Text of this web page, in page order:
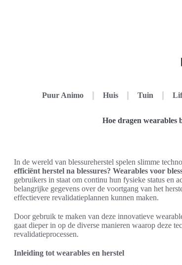
Puur Animo Huis Tuin
Hoe dragen wearables
In de wereld van blessureherstel spelen slimme
efficiënt herstel na blessures? Wearables voor
gebruikers in staat om continu hun fysieke status en
belangrijke gegevens over de voortgang van het
effectievere revalidatieplannen kunnen maken.
Door gebruik te maken van deze innovatieve
gaat dieper in op de diverse manieren waarop deze
revalidatieprocessen.
Inleiding tot wearables en herstel